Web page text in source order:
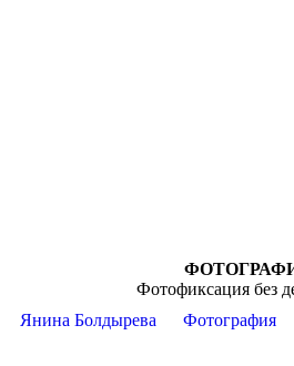
Фотофиксация без
Янина Болдырева
Фотография